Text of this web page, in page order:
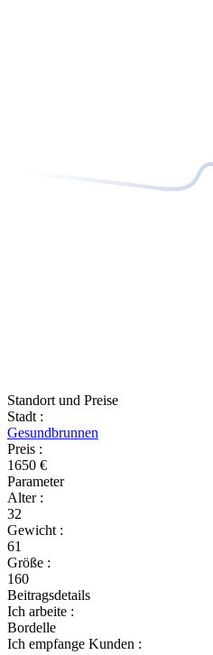
Standort und Preise
Stadt :
Gesundbrunnen
Preis :
1650 €
Parameter
Alter :
32
Gewicht :
61
Größe :
160
Beitragsdetails
Ich arbeite :
Bordelle
Ich empfange Kunden :